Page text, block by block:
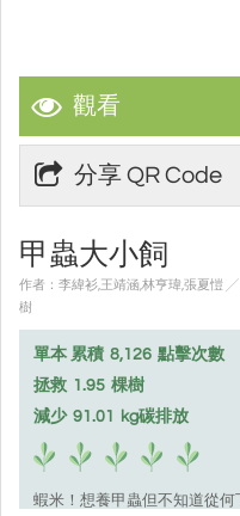
觀看
分享 QR Code
甲蟲大小飼
作者：李緯衫,王靖涵,林亨瑋,張夏愷
樹
單本 累積 8,126 點擊次數
拯救 1.95 棵樹
減少 91.01 kg碳排放
蝦米！想養甲蟲但不知道從何